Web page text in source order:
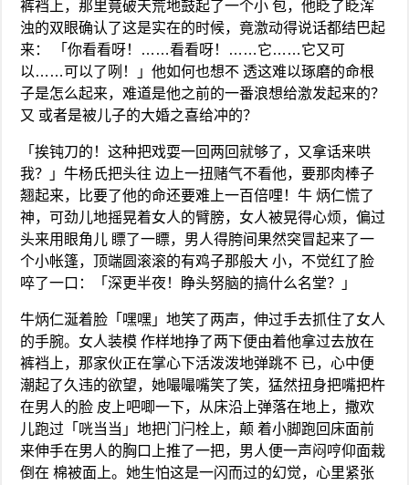
裤裆上，那里竟破天荒地鼓起了一个小 包，他眨了眨浑
浊的双眼确认了这是实在的时候，竟激动得说话都结巴起
来： 「你看看呀！……看看呀！……它……它又可
以……可以了咧！」他如何也想不 透这难以琢磨的命根
子是怎么起来，难道是他之前的一番浪想给激发起来的？
又 或者是被儿子的大婚之喜给冲的？
「挨钝刀的！这种把戏耍一回两回就够了，又拿话来哄
我？」牛杨氏把头往 边上一扭赌气不看他，要那肉棒子
翘起来，比要了他的命还要难上一百倍哩！牛 炳仁慌了
神，可劲儿地摇晃着女人的臂膀，女人被晃得心烦，偏过
头来用眼角儿 瞟了一瞟，男人得胯间果然突冒起来了一
个小帐篷，顶端圆滚滚的有鸡子那般大 小，不觉红了脸
啐了一口：「深更半夜！睁头努脑的搞什么名堂？」
牛炳仁涎着脸「嘿嘿」地笑了两声，伸过手去抓住了女人
的手腕。女人装模 作样地挣了两下便由着他拿过去放在
裤裆上，那家伙正在掌心下活泼泼地弹跳不 已，心中便
潮起了久违的欲望，她嘬嘬嘴笑了笑，猛然扭身把嘴把杵
在男人的脸 皮上吧唧一下，从床沿上弹落在地上，撒欢
儿跑过「咣当当」地把门闩栓上，颠 着小脚跑回床面前
来伸手在男人的胸口上推了一把，男人便一声闷哼仰面栽
倒在 棉被面上。她生怕这是一闪而过的幻觉，心里紧张